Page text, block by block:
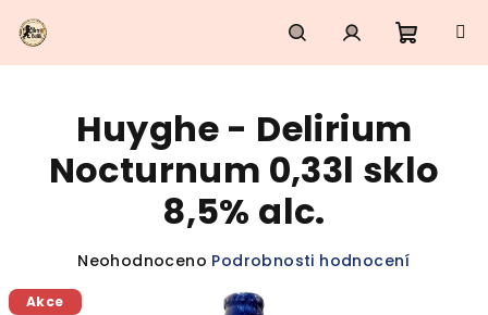
na
obsah
HledatPřihlášení
košík
Huyghe - Delirium
Nocturnum 0,33l sklo
8,5% alc.
Průměrné
produktu
Neohodnoceno Podrobnosti hodnocení
Akce